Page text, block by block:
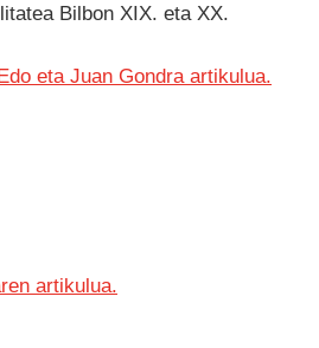
Bilbon XIX. eta XX.
eta Juan Gondra artikulua.
artikulua.